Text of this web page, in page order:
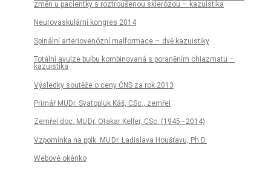
změn u pacientky s roztroušenou sklerózou – kazuistika
Neurovaskulární kongres 2014
Spinální arteriovenózní malformace – dvě kazuistiky
Totální avulze bulbu kombinovaná s poraněním chiazmatu –
kazuistika
Výsledky soutěže o ceny ČNS za rok 2013
Primář MUDr. Svatopluk Káš, CSc., zemřel
Zemřel doc. MU Dr. Otakar Keller, CSc. (1945– 2014)
Vzpomínka na pplk. MU Dr. Ladislava Houšťavu, Ph.D.
Webové okénko